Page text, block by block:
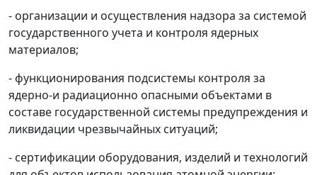
- организации и осуществления надзора за системой
государственного учета и контроля ядерных
материалов;
- функционирования подсистемы контроля за
ядерно-и радиационно опасными объектами в
составе государственной системы предупреждения и
ликвидации чрезвычайных ситуаций;
- сертификации оборудования, изделий и технологий